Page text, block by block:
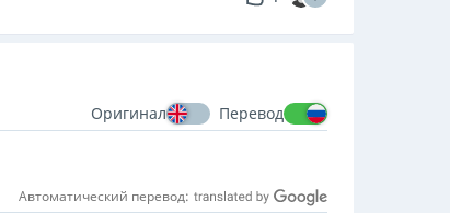
Оригинал Перевод
Автоматический перевод: